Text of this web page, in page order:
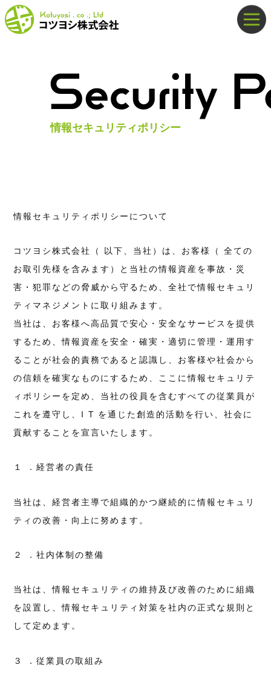
Skip
to
情報セキュリティポリシー
情報セキュリティポリシーについて
コツヨシ株式会社（ 以下、当社）は、お客様（ 全ての
お取引先様を含みます）と当社の情報資産を事故・災
害・犯罪などの脅威から守るため、全社で情報セキュリ
ティマネジメントに取り組みます。
当社は、お客様へ高品質で安心・安全なサービスを提供
するため、情報資産を安全・確実・適切に管理・運用す
ることが社会的責務であると認識し、お客様や社会から
の信頼を確実なものにするため、ここに情報セキュリテ
ィポリシーを定め、当社の役員を含むすべての従業員が
これを遵守し、I T を通じた創造的活動を行い、社会に
貢献することを宣言いたします。
１ ．経営者の責任
当社は、経営者主導で組織的かつ継続的に情報セキュリ
ティの改善・向上に努めます。
２ ．社内体制の整備
当社は、情報セキュリティの維持及び改善のために組織
を設置し、情報セキュリティ対策を社内の正式な規則と
して定めます。
３ ．従業員の取組み